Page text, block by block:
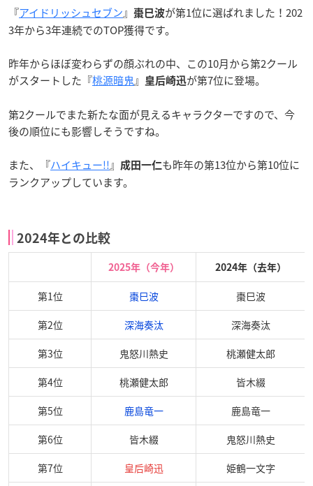
『アイドリッシュセブン』 棗巳波が第1位に選ばれました！202
3年から3年連続でのTOP獲得です。
昨年からほぼ変わらずの顔ぶれの中、この10月から第2クール
がスタートした『桃源暗鬼』 皇后崎迅が第7位に登場。
第2クールでまた新たな面が見えるキャラクターですので、今
後の順位にも影響しそうですね。
また、『ハイキュー!!』 成田一仁も昨年の第13位から第10位に
ランクアップしています。
2024年との比較
2025年（今年） 2024年（去年）
第1位 棗巳波 棗巳波
第2位 深海奏汰 深海奏汰
第3位 鬼怒川熱史 桃瀬健太郎
第4位 桃瀬健太郎 皆木綴
第5位 鹿島竜一 鹿島竜一
第6位 皆木綴 鬼怒川熱史
第7位 皇后崎迅 姫鶴一文字